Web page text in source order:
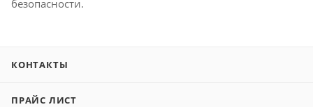
безопасности.
КОНТАКТЫ
ПРАЙС ЛИСТ